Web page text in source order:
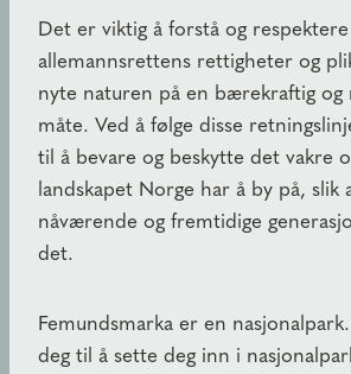
Det er viktig å forstå og respektere
allemannsrettens rettigheter og
nyte naturen på en bærekraftig og
måte. Ved å følge disse
til å bevare og beskytte det vakre
landskapet Norge har å by på, slik
nåværende og fremtidige
det.
Femundsmarka er en
deg til å sette deg inn i